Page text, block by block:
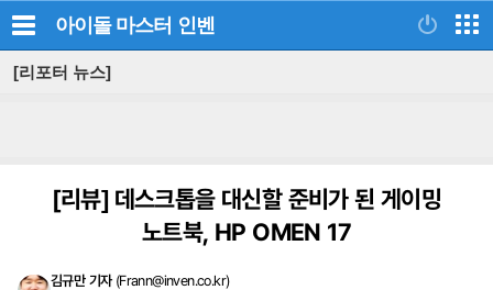
아이돌 마스터 인벤
[리포터 뉴스]
[리뷰]데스크톱을 대신할 준비가 된 게이밍
노트북, HP OMEN 17
김규만 기자 (Frann@inven.co.kr)